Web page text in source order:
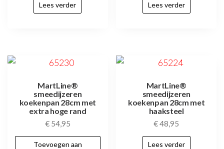
Lees verder Lees verder
MartLine®
smeedijzeren
koekenpan 28cm met
extra hoge rand
€54,95
Toevoegen aan
MartLine®
smeedijzeren
koekenpan 28cm met
haaksteel
€48,95
Lees verder